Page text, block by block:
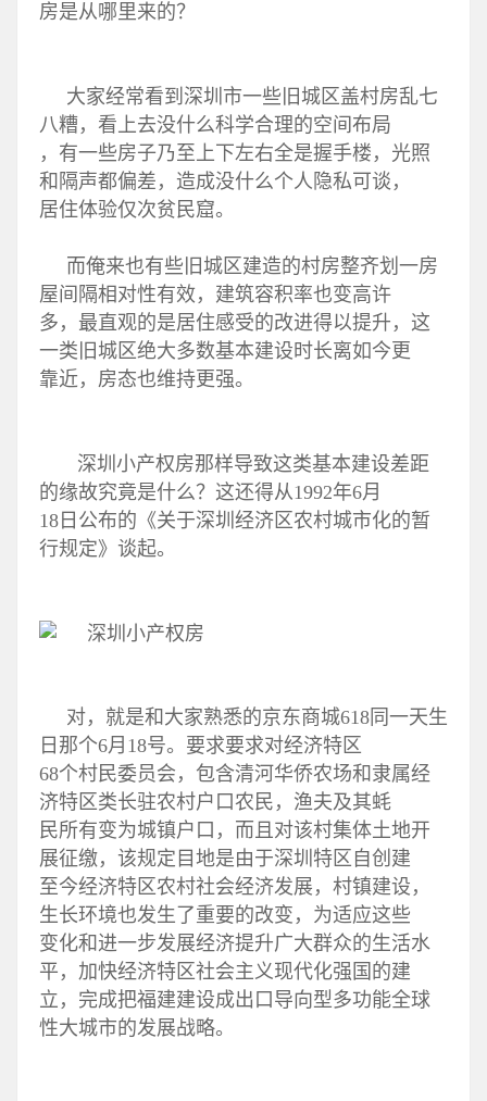
房是从哪里来的？
大家经常看到深圳市一些旧城区盖村房乱七
八糟，看上去没什么科学合理的空间布局
，有一些房子乃至上下左右全是握手楼，光照
和隔声都偏差，造成没什么个人隐私可谈，
居住体验仅次贫民窟。
而俺来也有些旧城区建造的村房整齐划一房
屋间隔相对性有效，建筑容积率也变高许
多，最直观的是居住感受的改进得以提升，这
一类旧城区绝大多数基本建设时长离如今更
靠近，房态也维持更强。
深圳小产权房那样导致这类基本建设差距
的缘故究竟是什么？这还得从1992年6月
18日公布的《关于深圳经济区农村城市化的暂
行规定》谈起。
对，就是和大家熟悉的京东商城618同一天生
日那个6月18号。要求要求对经济特区
68个村民委员会，包含清河华侨农场和隶属经
济特区类长驻农村户口农民，渔夫及其蚝
民所有变为城镇户口，而且对该村集体土地开
展征缴，该规定目地是由于深圳特区自创建
至今经济特区农村社会经济发展，村镇建设，
生长环境也发生了重要的改变，为适应这些
变化和进一步发展经济提升广大群众的生活水
平，加快经济特区社会主义现代化强国的建
立，完成把福建建设成出口导向型多功能全球
性大城市的发展战略。